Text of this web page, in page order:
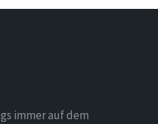
immer auf dem